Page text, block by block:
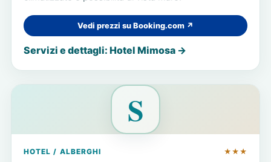
Vedi prezzi su Booking.com ↗
Servizi e dettagli: Hotel Mimosa →
S
HOTEL / ALBERGHI ★★★